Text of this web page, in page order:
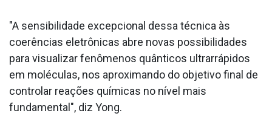
"A sensibilidade excepcional dessa técnica às
coerências eletrônicas abre novas possibilidades
para visualizar fenômenos quânticos ultrarrápidos
em moléculas, nos aproximando do objetivo final de
controlar reações químicas no nível mais
fundamental", diz Yong.